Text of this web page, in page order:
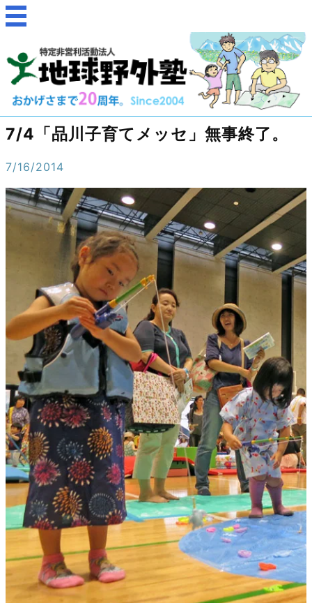
7/4「品川子育てメッセ」無事終了。
7/16/2014